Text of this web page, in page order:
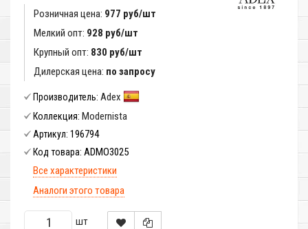
Розничная цена: 977 руб/шт
Мелкий опт: 928 руб/шт
Крупный опт: 830 руб/шт
Дилерская цена: по запросу
Производитель: Adex
Коллекция: Modernista
Артикул: 196794
Код товара: ADMO3025
Все характеристики
Аналоги этого товара
шт